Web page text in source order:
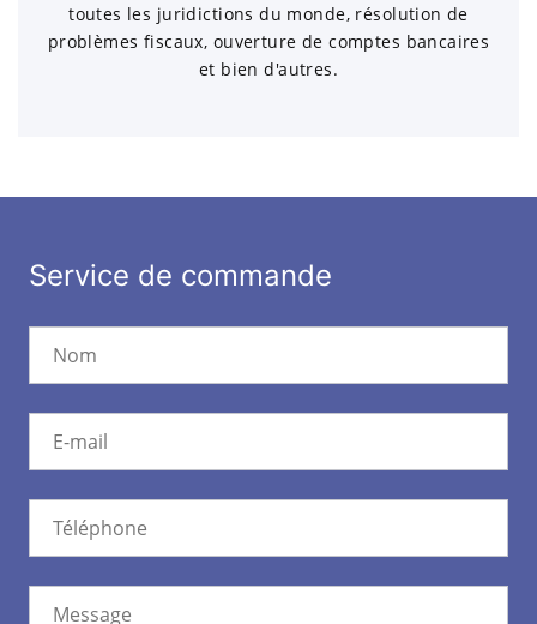
toutes les juridictions du monde, résolution de
problèmes fiscaux, ouverture de comptes bancaires
et bien d'autres.
Service de commande